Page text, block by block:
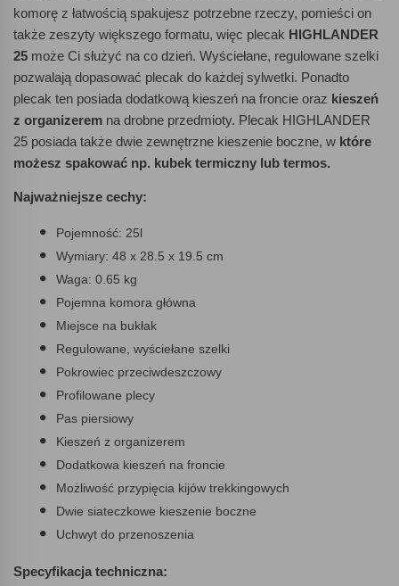
komorę z łatwością spakujesz potrzebne rzeczy, pomieści on
także zeszyty większego formatu, więc plecak HIGHLANDER
25 może Ci służyć na co dzień. Wyściełane, regulowane szelki
pozwalają dopasować plecak do każdej sylwetki. Ponadto
plecak ten posiada dodatkową kieszeń na froncie oraz kieszeń
z organizerem na drobne przedmioty. Plecak HIGHLANDER
25 posiada także dwie zewnętrzne kieszenie boczne, w które
możesz spakować np. kubek termiczny lub termos.
Najważniejsze cechy:
Pojemność: 25l
Wymiary: 48 x 28.5 x 19.5 cm
Waga: 0.65 kg
Pojemna komora główna
Miejsce na bukłak
Regulowane, wyściełane szelki
Pokrowiec przeciwdeszczowy
Profilowane plecy
Pas piersiowy
Kieszeń z organizerem
Dodatkowa kieszeń na froncie
Możliwość przypięcia kijów trekkingowych
Dwie siateczkowe kieszenie boczne
Uchwyt do przenoszenia
Specyfikacja techniczna: